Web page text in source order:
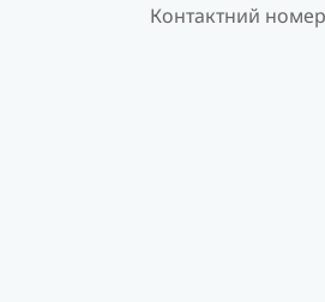
Контактний номер